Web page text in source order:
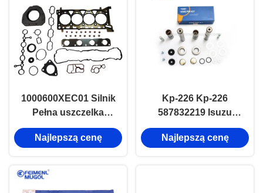
1000600XEC01 Silnik
Pełna uszczelka
uszczelka głowicy dla
dużej ściany CC6450
Najlepszą cenę
Kp-226 Kp-226
587832219 Isuzu
Steering Knuckle
Vertical Shaft Engine
Najlepszą cenę